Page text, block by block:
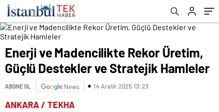
Enerji ve Madencilikte Rekor Üretim,
Güçlü Destekler ve Stratejik Hamleler
ABONE OL News 14 Aralık 2025 13:23
ANKARA / TEKHA